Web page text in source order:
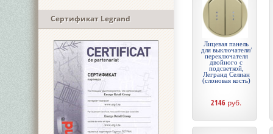
Сертификат Legrand
Лицевая панель
для выключателя/
переключателя
двойного с
подсветкой,
Легранд Селиан
(слоновая кость)
2146 руб.